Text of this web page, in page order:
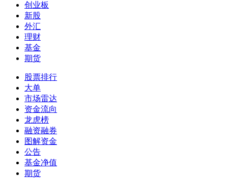
创业板
新股
外汇
理财
基金
期货
股票排行
大单
市场雷达
资金流向
龙虎榜
融资融券
图解资金
公告
基金净值
期货